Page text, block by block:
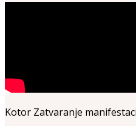
Kotor Zatvaranje